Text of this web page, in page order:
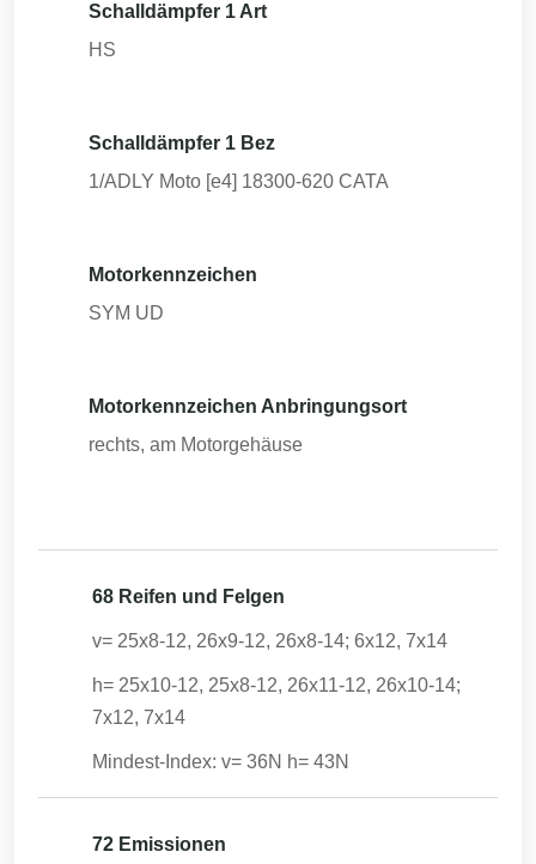
Schalldämpfer 1 Art
HS
Schalldämpfer 1 Bez
1/ADLY Moto [e4] 18300-620 CATA
Motorkennzeichen
SYM UD
Motorkennzeichen Anbringungsort
rechts, am Motorgehäuse
68 Reifen und Felgen
v= 25x8-12, 26x9-12, 26x8-14; 6x12, 7x14
h= 25x10-12, 25x8-12, 26x11-12, 26x10-14;
7x12, 7x14
Mindest-Index: v= 36N h= 43N
72 Emissionen